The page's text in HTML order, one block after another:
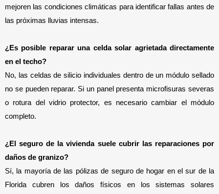
mejoren las condiciones climáticas para identificar fallas antes de
las próximas lluvias intensas.
¿Es posible reparar una celda solar agrietada directamente
en el techo?
No, las celdas de silicio individuales dentro de un módulo sellado
no se pueden reparar. Si un panel presenta microfisuras severas
o rotura del vidrio protector, es necesario cambiar el módulo
completo.
¿El seguro de la vivienda suele cubrir las reparaciones por
daños de granizo?
Sí, la mayoría de las pólizas de seguro de hogar en el sur de la
Florida cubren los daños físicos en los sistemas solares